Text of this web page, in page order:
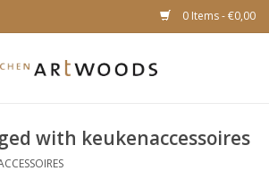
0 Items - €0,00
with keukenaccessoires